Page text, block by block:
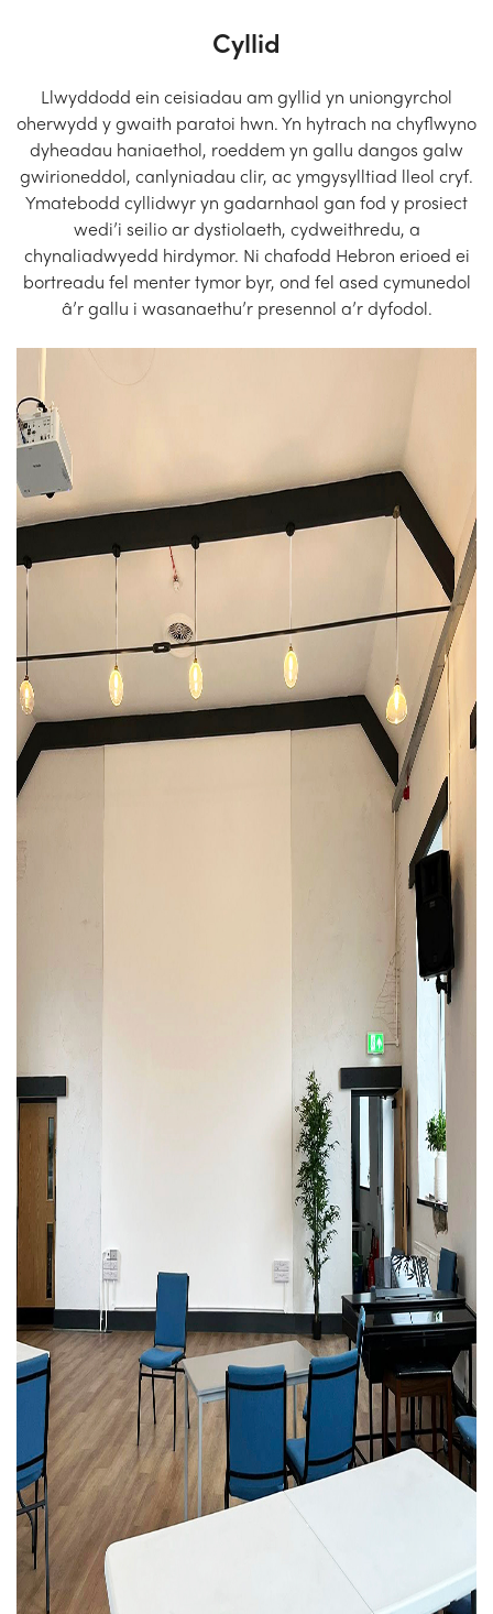
Cyllid
Llwyddodd ein ceisiadau am gyllid yn uniongyrchol
oherwydd y gwaith paratoi hwn. Yn hytrach na chyflwyno
dyheadau haniaethol, roeddem yn gallu dangos galw
gwirioneddol, canlyniadau clir, ac ymgysylltiad lleol cryf.
Ymatebodd cyllidwyr yn gadarnhaol gan fod y prosiect
wedi’i seilio ar dystiolaeth, cydweithredu, a
chynaliadwyedd hirdymor. Ni chafodd Hebron erioed ei
bortreadu fel menter tymor byr, ond fel ased cymunedol
â’r gallu i wasanaethu’r presennol a’r dyfodol.